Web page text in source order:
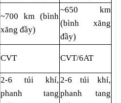
~700 km (bình
xăng đầy)
~650 km
(bình xăng
đầy)
CVT CVT/6AT
2-6 túi khí,
phanh tang
2-6 túi khí,
phanh tang